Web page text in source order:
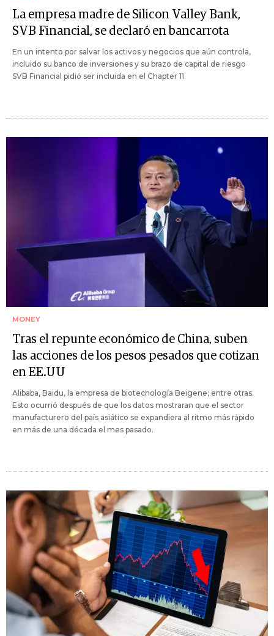
La empresa madre de Silicon Valley Bank,
SVB Financial, se declaró en bancarrota
En un intento por salvar los activos y negocios que aún controla,
incluido su banco de inversiones y su brazo de capital de riesgo
SVB Financial pidió ser incluida en el Chapter 11.
MONEY
Tras el repunte económico de China, suben
las acciones de los pesos pesados que cotizan
en EE.UU
Alibaba, Baidu, la empresa de biotecnología Beigene; entre otras.
Esto ocurrió después de que los datos mostraran que el sector
manufacturero del país asiático se expandiera al ritmo más rápido
en más de una década el mes pasado.